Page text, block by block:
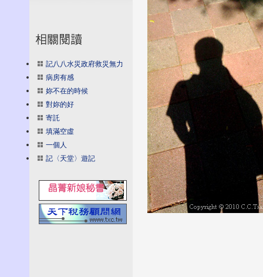
記八八水災政府救災無力
病房有感
妳不在的時候
對妳的好
寄託
填滿空虛
一個人
記〈天堂〉遊記